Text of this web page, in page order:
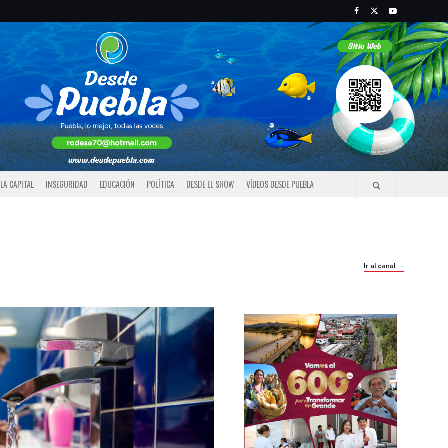
FacebookTwitterYoutube
CAPITAL INSEGURIDAD EDUCACIÓN POLÍTICA DESDE EL SHOW VÍDEOS DESDE PUEBLA
Ir al canal →